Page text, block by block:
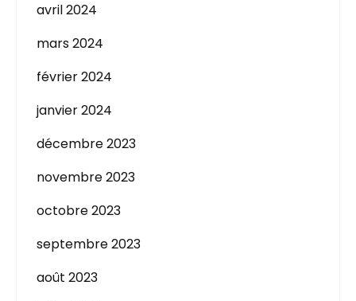
avril 2024
mars 2024
février 2024
janvier 2024
décembre 2023
novembre 2023
octobre 2023
septembre 2023
août 2023